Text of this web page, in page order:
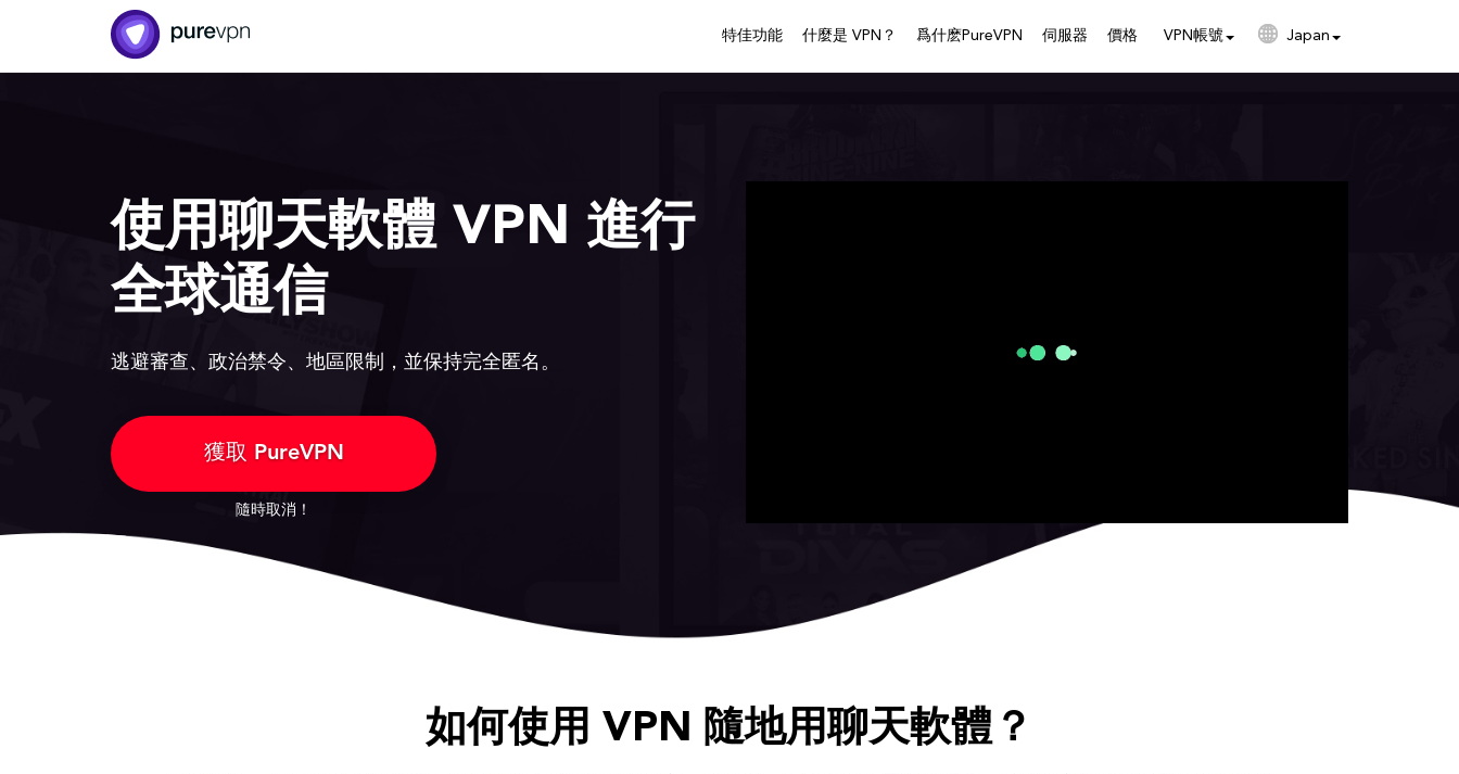
特佳功能 什麼是 VPN？ 爲什麽PureVPN 伺服器 價格 VPN帳號 Japan
使用聊天軟體 VPN 進行
全球通信
逃避審查、政治禁令、地區限制，並保持完全匿名。
獲取 PureVPN
隨時取消！
如何使用 VPN 隨地用聊天軟體？